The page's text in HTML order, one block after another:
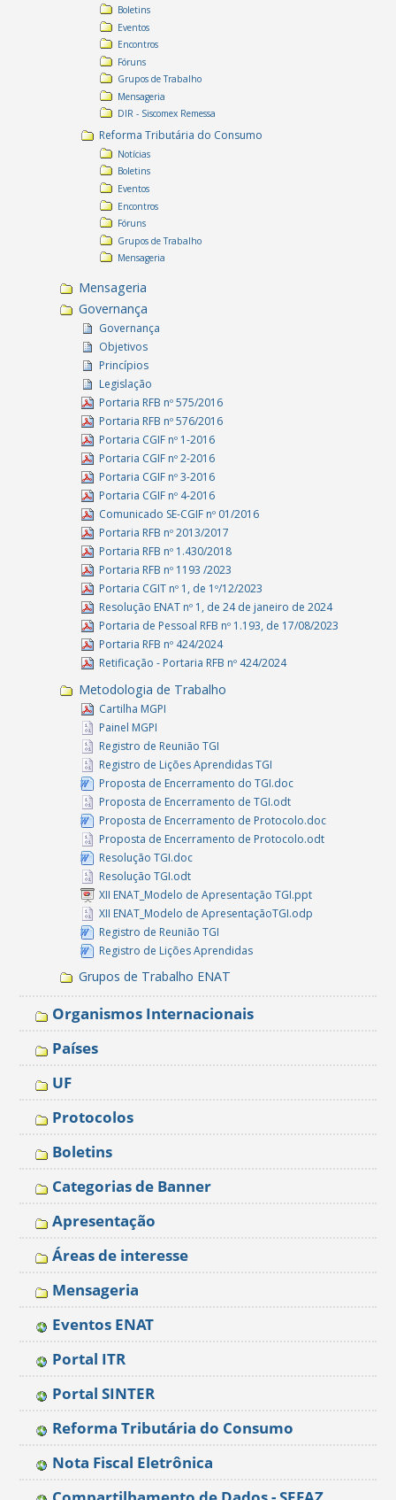
Boletins
Eventos
Encontros
Fóruns
Grupos de Trabalho
Mensageria
DIR - Siscomex Remessa
Reforma Tributária do Consumo
Notícias
Boletins
Eventos
Encontros
Fóruns
Grupos de Trabalho
Mensageria
Mensageria
Governança
Governança
Objetivos
Princípios
Legislação
Portaria RFB nº 575/2016
Portaria RFB nº 576/2016
Portaria CGIF nº 1-2016
Portaria CGIF nº 2-2016
Portaria CGIF nº 3-2016
Portaria CGIF nº 4-2016
Comunicado SE-CGIF nº 01/2016
Portaria RFB nº 2013/2017
Portaria RFB nº 1.430/2018
Portaria RFB nº 1193 /2023
Portaria CGIT nº 1, de 1º/12/2023
Resolução ENAT nº 1, de 24 de janeiro de 2024
Portaria de Pessoal RFB nº 1.193, de 17/08/2023
Portaria RFB nº 424/2024
Retificação - Portaria RFB nº 424/2024
Metodologia de Trabalho
Cartilha MGPI
Painel MGPI
Registro de Reunião TGI
Registro de Lições Aprendidas TGI
Proposta de Encerramento do TGI.doc
Proposta de Encerramento de TGI.odt
Proposta de Encerramento de Protocolo.doc
Proposta de Encerramento de Protocolo.odt
Resolução TGI.doc
Resolução TGI.odt
XII ENAT_Modelo de Apresentação TGI.ppt
XII ENAT_Modelo de ApresentaçãoTGI.odp
Registro de Reunião TGI
Registro de Lições Aprendidas
Grupos de Trabalho ENAT
Organismos Internacionais
Países
UF
Protocolos
Boletins
Categorias de Banner
Apresentação
Áreas de interesse
Mensageria
Eventos ENAT
Portal ITR
Portal SINTER
Reforma Tributária do Consumo
Nota Fiscal Eletrônica